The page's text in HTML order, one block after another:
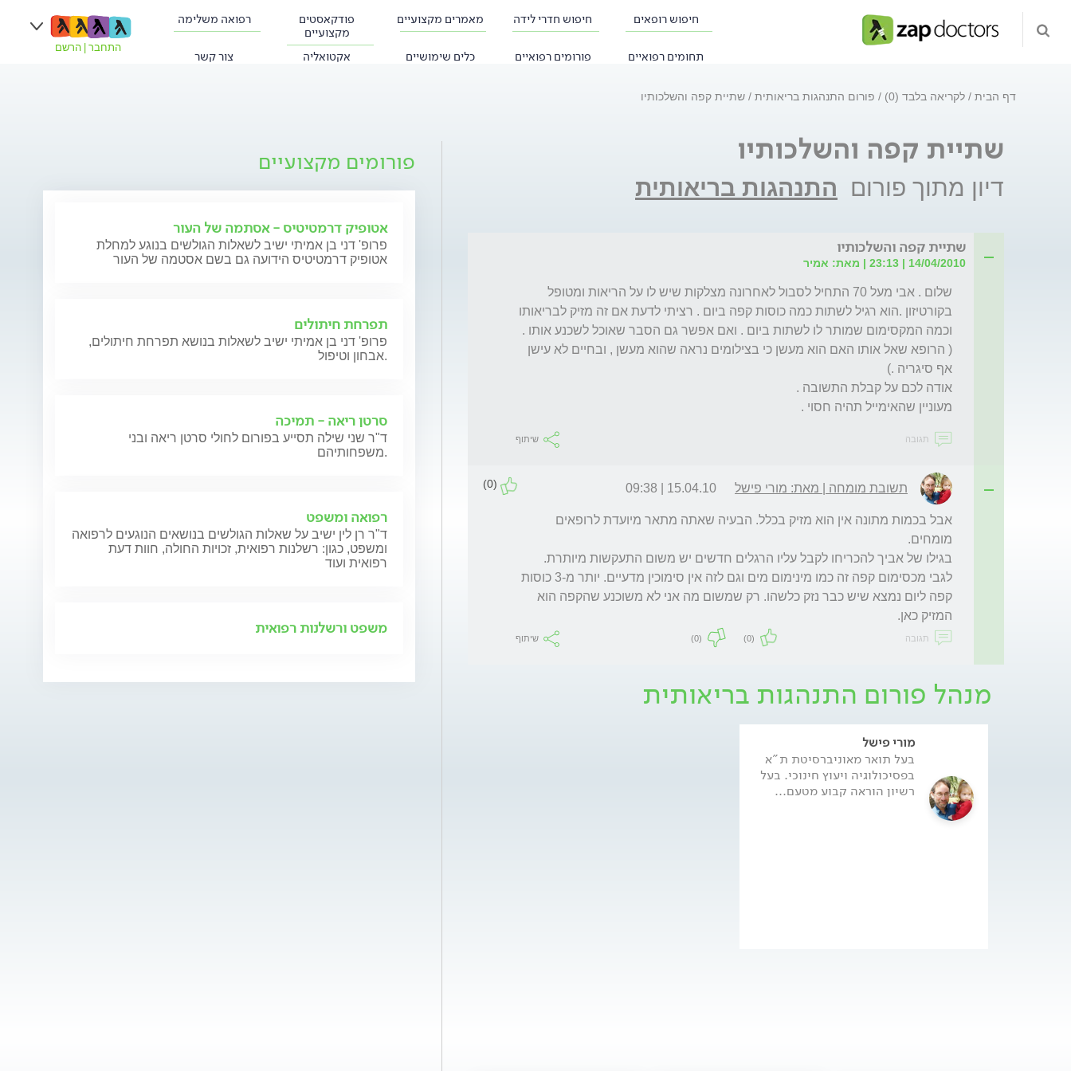
חיפוש רופאים חיפוש חדרי לידה מאמרים מקצועיים
פודקאסטים
מקצועיים
רפואה משלימה
תחומים רפואיים פורומים רפואיים כלים שימושיים אקטואליה צור קשר
התחבר הרשם
דף הבית לקריאה בלבד (0) פורום התנהגות בריאותית שתיית קפה והשלכותיו
שתיית קפה והשלכותיו
דיון מתוך פורום התנהגות בריאותית
שתיית קפה והשלכותיו
14/04/2010 | 23:13 | מאת: אמיר
מעוניין שהאימייל תהיה חסוי .
תגובה שיתוף
תשובת מומחה | מאת: מורי פישל 15.04.10 | 09:38
(0)
המזיק כאן.
תגובה (0)
(0) שיתוף
מנהל פורום התנהגות בריאותית
מורי פישל
בעל תואר מאוניברסיטת ת"א
בפסיכולוגיה ויעוץ חינוכי. בעל
רשיון הוראה קבוע מטעם...
פורומים מקצועיים
אטופיק דרמטיטיס - אסתמה של העור
פרופ' דני בן אמיתי ישיב לשאלות הגולשים בנוגע למחלת
אטופיק דרמטיטיס הידועה גם בשם אסטמה של העור
תפרחת חיתולים
פרופ' דני בן אמיתי ישיב לשאלות בנושא תפרחת חיתולים,
אבחון וטיפול.
סרטן ריאה - תמיכה
ד"ר שני שילה תסייע בפורום לחולי סרטן ריאה ובני
משפחותיהם.
רפואה ומשפט
ד"ר רן לין ישיב על שאלות הגולשים בנושאים הנוגעים לרפואה
ומשפט, כגון: רשלנות רפואית, זכויות החולה, חוות דעת
רפואית ועוד
משפט ורשלנות רפואית